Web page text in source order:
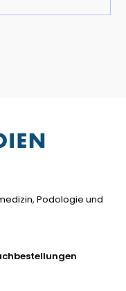
Podologie und